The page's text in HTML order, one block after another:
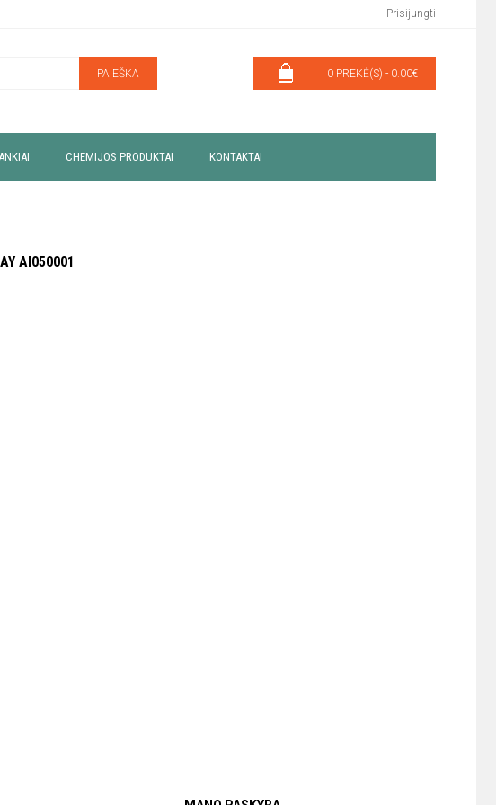
Prisijungti
PAIEŠKA 0 PREKĖ(S) - 0.00€
CHEMIJOS PRODUKTAI KONTAKTAI
AI050001